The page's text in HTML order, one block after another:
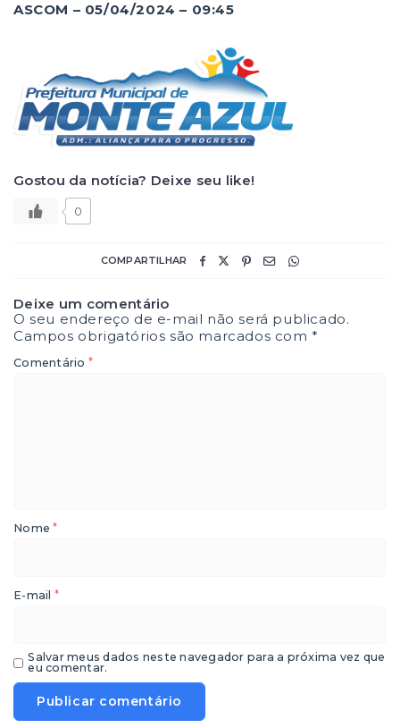
ASCOM – 05/04/2024 – 09:45
Gostou da notícia? Deixe seu like!
0
COMPARTILHAR
Deixe um comentário
O seu endereço de e-mail não será publicado.
Campos obrigatórios são marcados com*
Comentário *
Nome*
E-mail *
Salvar meus dados neste navegador para a próxima vez que
eu comentar.